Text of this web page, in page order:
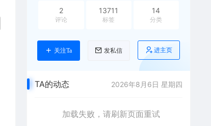
2
评论
13711
标签
14
分类
关注Ta 发私信 进主页
TA的动态 2026年8月6日 星期四
加载失败，请刷新页面重试